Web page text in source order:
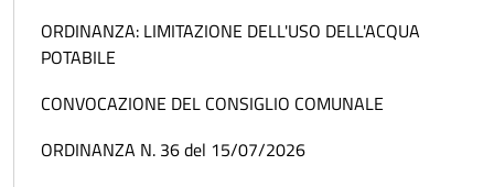
ORDINANZA: LIMITAZIONE DELL'USO DELL'ACQUA
POTABILE
CONVOCAZIONE DEL CONSIGLIO COMUNALE
ORDINANZA N. 36 del 15/07/2026